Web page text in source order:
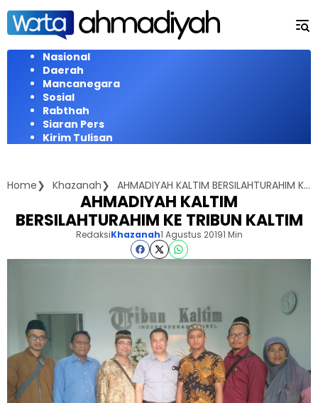
Langsung
konten
Nasional
Daerah
Mancanegara
Sosial
Rabthah
Siaran Pers
Kirim Tulisan
Home Khazanah AHMADIYAH KALTIM BERSILAHTURAHIM KE TRIBUN KALTIM
AHMADIYAH KALTIM
BERSILAHTURAHIM KE TRIBUN KALTIM
RedaksiKhazanah1 Agustus 20191 Min